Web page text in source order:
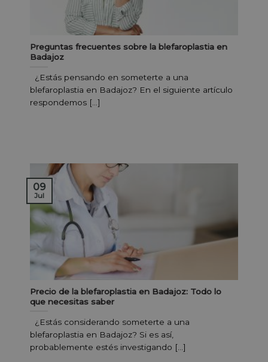
Preguntas frecuentes sobre la blefaroplastia en
Badajoz
¿Estás pensando en someterte a una
blefaroplastia en Badajoz? En el siguiente artículo
respondemos [...]
Precio de la blefaroplastia en Badajoz: Todo lo
que necesitas saber
¿Estás considerando someterte a una
blefaroplastia en Badajoz? Si es así,
probablemente estés investigando [...]
09
Jul